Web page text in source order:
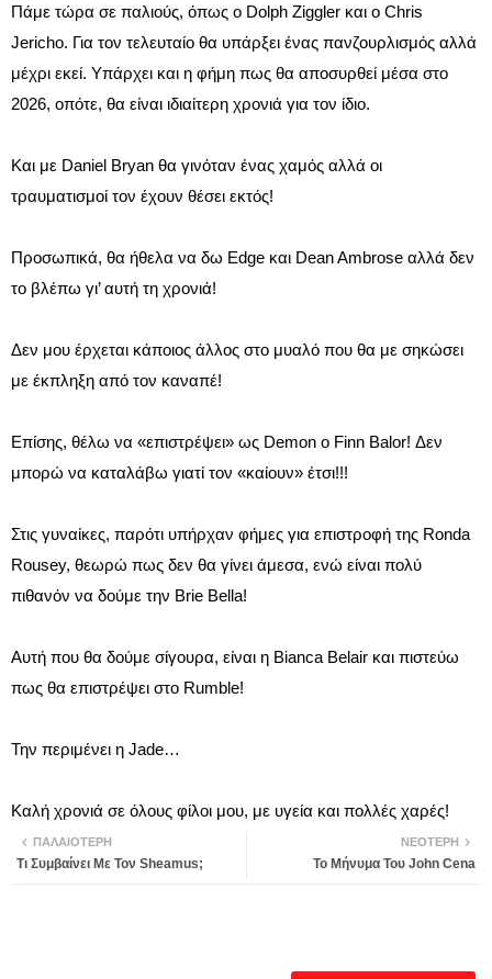
Πάμε τώρα σε παλιούς, όπως ο Dolph Ziggler και ο Chris
Jericho. Για τον τελευταίο θα υπάρξει ένας πανζουρλισμός αλλά
μέχρι εκεί. Υπάρχει και η φήμη πως θα αποσυρθεί μέσα στο
2026, οπότε, θα είναι ιδιαίτερη χρονιά για τον ίδιο.
Και με Daniel Bryan θα γινόταν ένας χαμός αλλά οι
τραυματισμοί τον έχουν θέσει εκτός!
Προσωπικά, θα ήθελα να δω Edge και Dean Ambrose αλλά δεν
το βλέπω γι’ αυτή τη χρονιά!
Δεν μου έρχεται κάποιος άλλος στο μυαλό που θα με σηκώσει
με έκπληξη από τον καναπέ!
Επίσης, θέλω να «επιστρέψει» ως Demon ο Finn Balor! Δεν
μπορώ να καταλάβω γιατί τον «καίουν» έτσι!!!
Στις γυναίκες, παρότι υπήρχαν φήμες για επιστροφή της Ronda
Rousey, θεωρώ πως δεν θα γίνει άμεσα, ενώ είναι πολύ
πιθανόν να δούμε την Brie Bella!
Αυτή που θα δούμε σίγουρα, είναι η Bianca Belair και πιστεύω
πως θα επιστρέψει στο Rumble!
Την περιμένει η Jade…
Καλή χρονιά σε όλους φίλοι μου, με υγεία και πολλές χαρές!
ΝΕΌΤΕΡΗ
Το Μήνυμα Του John Cena
ΠΑΛΑΙΌΤΕΡΗ
Τι Συμβαίνει Με Τον Sheamus;